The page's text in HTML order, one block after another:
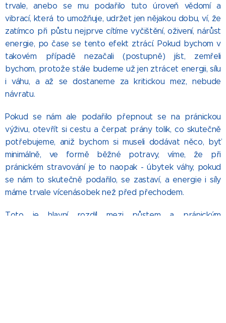
trvale, anebo se mu podařilo tuto úroveň vědomí a
vibrací, která to umožňuje, udržet jen nějakou dobu, ví, že
zatímco při půstu nejprve cítíme vyčištění, oživení, nárůst
energie, po čase se tento efekt ztrácí. Pokud bychom v
takovém případě nezačali (postupně) jíst, zemřeli
bychom, protože stále budeme už jen ztrácet energii, sílu
i váhu, a až se dostaneme za kritickou mez, nebude
návratu.
Pokud se nám ale podařilo přepnout se na pránickou
výživu, otevřít si cestu a čerpat prány tolik, co skutečně
potřebujeme, aniž bychom si museli dodávat něco, byť
minimálně, ve formě běžné potravy, víme, že při
pránickém stravování je to naopak - úbytek váhy, pokud
se nám to skutečně podařilo, se zastaví, a energie i síly
máme trvale vícenásobek než před přechodem.
Toto je hlavní rozdíl mezi půstem a pránickým